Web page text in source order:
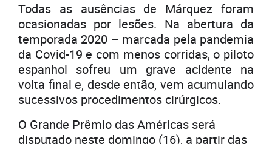
Todas as ausências de Márquez foram
ocasionadas por lesões. Na abertura da
temporada 2020 – marcada pela pandemia
da Covid-19 e com menos corridas, o piloto
espanhol sofreu um grave acidente na
volta final e, desde então, vem acumulando
sucessivos procedimentos cirúrgicos.
O Grande Prêmio das Américas será
disputado neste domingo (16), a partir das